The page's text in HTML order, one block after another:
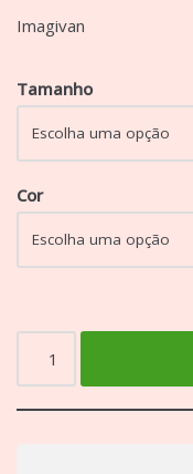
Imagivan
Tamanho
Cor